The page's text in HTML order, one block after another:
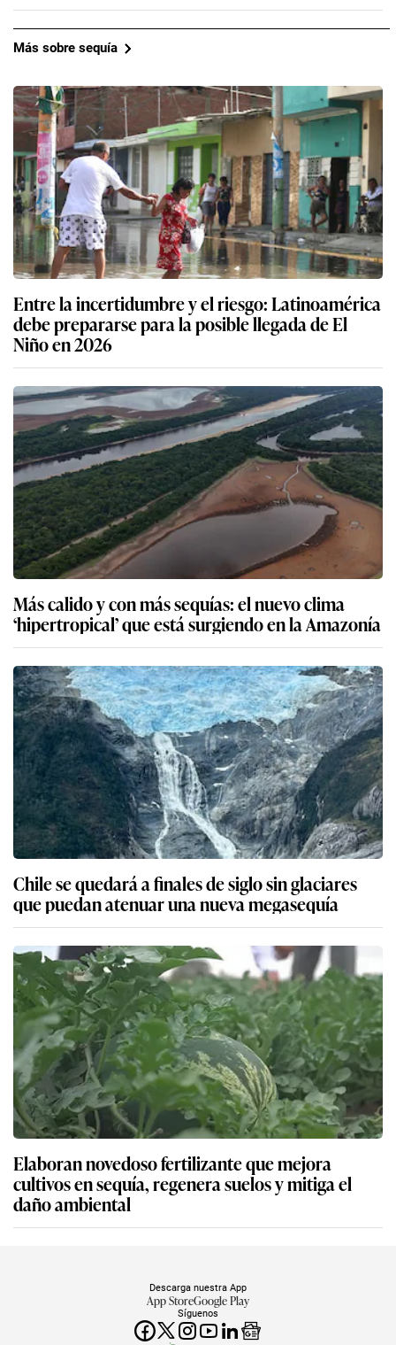
Más sobre sequía
Entre la incertidumbre y el riesgo: Latinoamérica
debe prepararse para la posible llegada de El
Niño en 2026
Más calido y con más sequías: el nuevo clima
‘hipertropical’ que está surgiendo en la Amazonía
Chile se quedará a finales de siglo sin glaciares
que puedan atenuar una nueva megasequía
Elaboran novedoso fertilizante que mejora
cultivos en sequía, regenera suelos y mitiga el
daño ambiental
Síguenos
Descarga nuestra App
App StoreGoogle Play